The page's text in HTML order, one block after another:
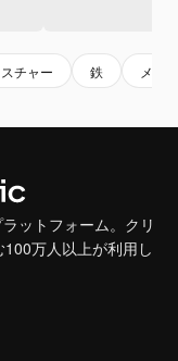
チャー 鉄 メタ
ットフォーム。クリ
万人以上が利用し